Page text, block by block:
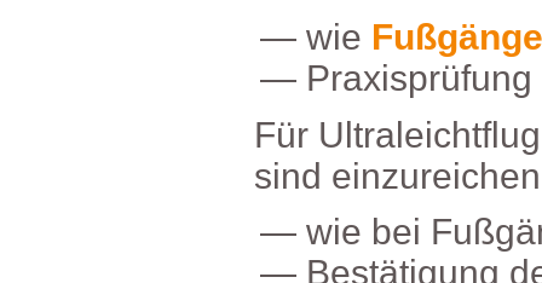
wie